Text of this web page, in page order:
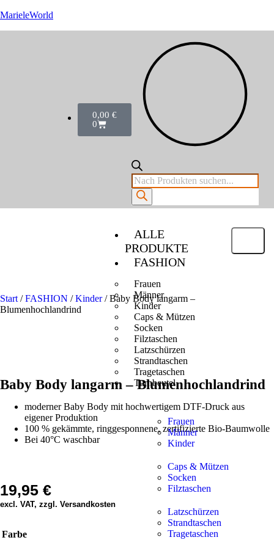
MarieleWorld
0,00 €
0
ALLE
PRODUKTE
FASHION
Frauen
Männer
Kinder
Caps & Mützen
Socken
Filztaschen
Latzschürzen
Strandtaschen
Tragetaschen
Turnbeutel
Frauen
Männer
Kinder
Caps & Mützen
Socken
Filztaschen
Latzschürzen
Strandtaschen
Tragetaschen
Start /FASHION /Kinder/ Baby Body langarm –
Blumenhochlandrind
Baby Body langarm – Blumenhochlandrind
moderner Baby Body mit hochwertigem DTF-Druck aus
eigener Produktion
100 % gekämmte, ringgesponnene, zertifizierte Bio-Baumwolle
Bei 40°C waschbar
19,95 €
excl. VAT, zzgl. Versandkosten
Farbe